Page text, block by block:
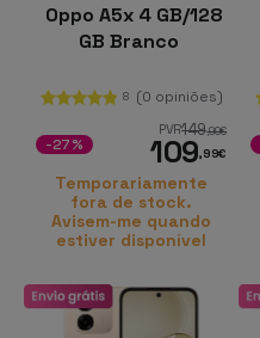
Oppo A5x 4 GB/128
GB Branco
8 (0 opiniões)
PVR149,99€
109,99€
-27%
Temporariamente
fora de stock.
Avisem-me quando
estiver disponível